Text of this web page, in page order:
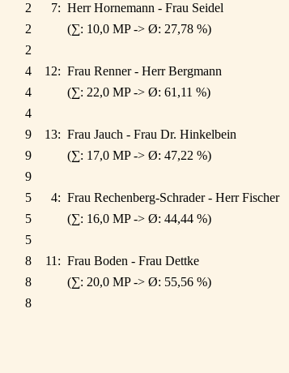
2 7: Herr Hornemann - Frau Seidel
2
(∑: 10,0 MP -> Ø: 27,78 %)
2
4 12: Frau Renner - Herr Bergmann
4
(∑: 22,0 MP -> Ø: 61,11 %)
4
9 13: Frau Jauch - Frau Dr. Hinkelbein
9
(∑: 17,0 MP -> Ø: 47,22 %)
9
5 4: Frau Rechenberg-Schrader - Herr Fischer
5
(∑: 16,0 MP -> Ø: 44,44 %)
5
8 11: Frau Boden - Frau Dettke
8
(∑: 20,0 MP -> Ø: 55,56 %)
8